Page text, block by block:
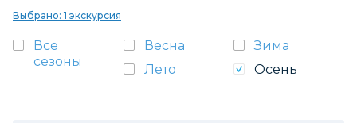
Выбрано: 1 экскурсия
Все
сезоны
Весна
Зима
Лето
Осень